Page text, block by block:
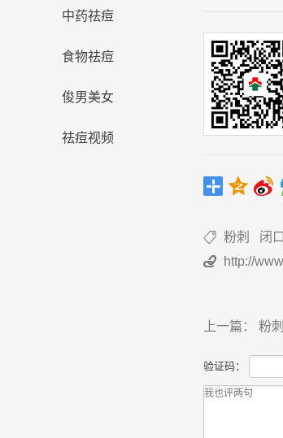
中药祛痘
食物祛痘
俊男美女
祛痘视频
 粉刺 闭
 http://
上一篇： 粉
验证码：